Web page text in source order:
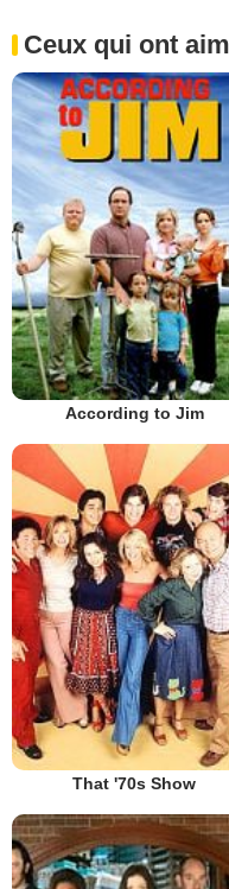
Ceux qui ont
According to Jim
That '70s Show